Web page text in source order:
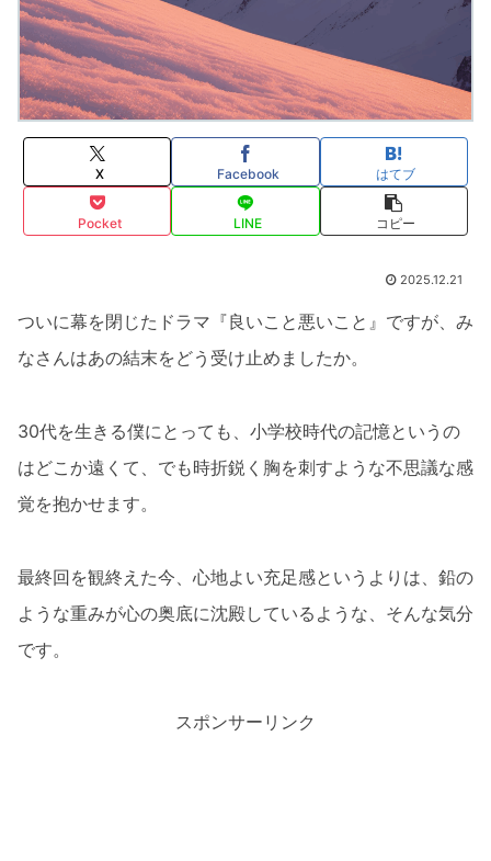
X Facebook はてブ
Pocket LINE コピー
2025.12.21
ついに幕を閉じたドラマ『良いこと悪いこと』ですが、み
なさんはあの結末をどう受け止めましたか。
30代を生きる僕にとっても、小学校時代の記憶というの
はどこか遠くて、でも時折鋭く胸を刺すような不思議な感
覚を抱かせます。
最終回を観終えた今、心地よい充足感というよりは、鉛の
ような重みが心の奥底に沈殿しているような、そんな気分
です。
スポンサーリンク